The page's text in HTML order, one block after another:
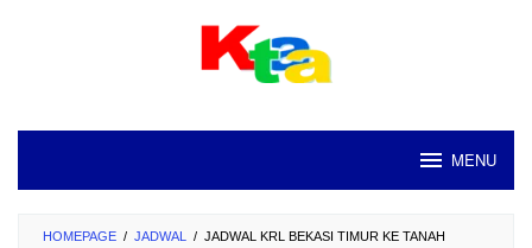
MENU
HOMEPAGE / JADWAL / JADWAL KRL BEKASI TIMUR KE TANAH